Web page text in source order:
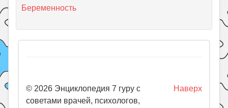
Беременность
Наверх
© 2026 Энциклопедия 7 гуру с
советами врачей, психологов,